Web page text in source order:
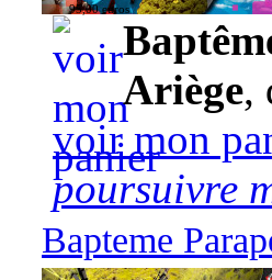
95,00 euros
Ariège,
voir mon
poursuivre
Bapteme